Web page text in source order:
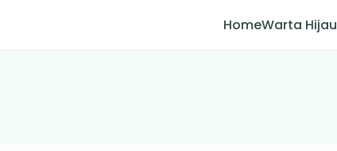
HomeWarta Hijau